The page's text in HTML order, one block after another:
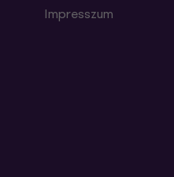
Impresszum